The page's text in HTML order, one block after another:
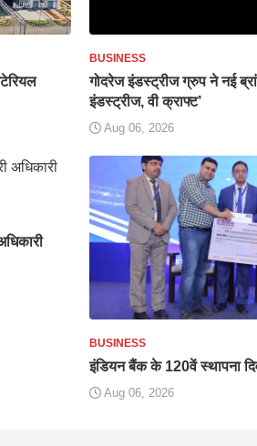
BUSINESS
गोदरेज इंडस्ट्रीज ग्रुप ने नई
इंडस्ट्रीज, वी क्राफ्ट’
Aug 06, 2026
BUSINESS
इंडियन बैंक के 120वें स्थापना
Aug 06, 2026